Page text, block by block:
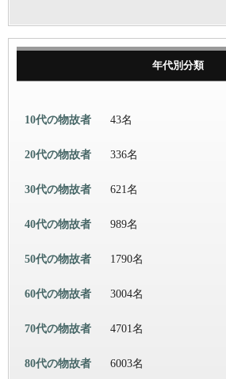
年代別分類
10代の物故者 43名
20代の物故者 336名
30代の物故者 621名
40代の物故者 989名
50代の物故者 1790名
60代の物故者 3004名
70代の物故者 4701名
80代の物故者 6003名